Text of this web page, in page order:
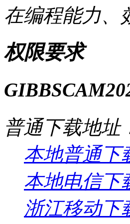
在编程能力、
权限要求
普通下载地址
本地普通下
本地电信下
浙江移动下